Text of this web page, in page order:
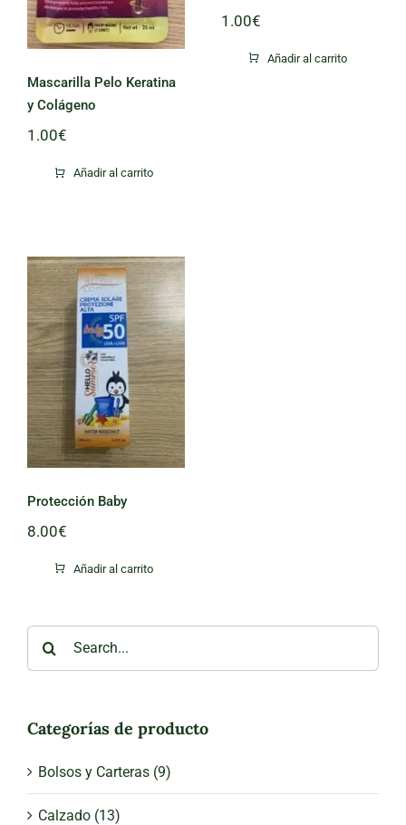
Mascarilla Pelo Keratina
y Colágeno
1.00€
Añadir al carrito
1.00€
Añadir al carrito
Protección
Baby
Protección Baby
8.00€
Añadir al carrito
Categorías de producto
Bolsos y Carteras (9)
Calzado (13)